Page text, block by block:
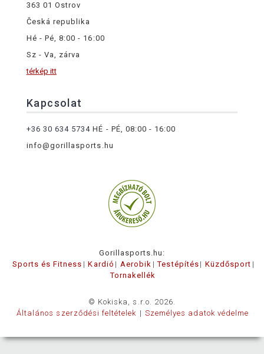
363 01 Ostrov
Česká republika
Hé - Pé, 8:00 - 16:00
Sz - Va, zárva
térkép itt
Kapcsolat
+36 30 634 5734 HÉ - PÉ, 08:00 - 16:00
info@gorillasports.hu
Gorillasports.hu:
Sports és Fitness
Kardió Aerobik Testépítés
Küzdősport
Tornakellék
© Kokiska, s.r.o. 2026.
Általános szerződési feltételek
Személyes adatok védelme